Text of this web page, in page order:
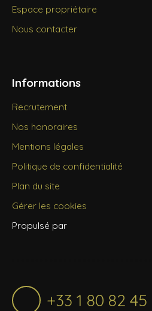
Espace propriétaire
Nous contacter
Informations
Recrutement
Nos honoraires
Mentions légales
Politique de confidentialité
Plan du site
Gérer les cookies
Propulsé par
+33 1 80 82 45